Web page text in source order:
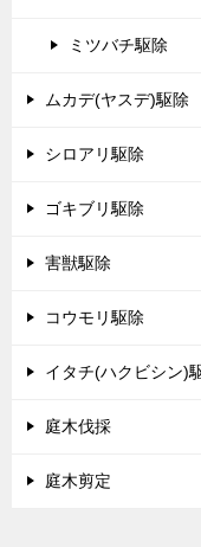
ミツバチ駆除
ムカデ(ヤスデ)駆除
シロアリ駆除
ゴキブリ駆除
害獣駆除
コウモリ駆除
イタチ(ハクビシン)
庭木伐採
庭木剪定